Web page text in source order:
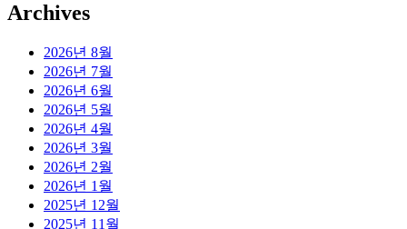
Archives
2026년 8월
2026년 7월
2026년 6월
2026년 5월
2026년 4월
2026년 3월
2026년 2월
2026년 1월
2025년 12월
2025년 11월